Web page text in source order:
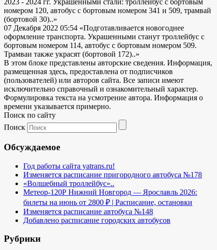
2023 - 2024 гг. Украшенными стали: троллейбус с бортовым
номером 120, автобус с бортовым номером 341 и 509, трамвай
(бортовой 30)..»
07 Декабря 2022 05:54 «Подготавливается новогоднее
оформление транспорта. Украшенными станут троллейбус с
бортовым номером 114, автобус с бортовым номером 509.
Трамваи также украсят (бортовой 172)..»
В этом блоке представлены авторские сведения. Информация,
размещенная здесь, предоставлена от подписчиков
(пользователей) или авторов сайта. Все записи имеют
исключительно справочный и ознакомительный характер.
Формулировка текста на усмотрение автора. Информация о
времени указывается примерно.
Поиск по сайту
Поиск
Обсуждаемое
Год работы сайта yatrans.ru!
Изменяется расписание пригородного автобуса №178
«Волшебный троллейбус»..
Метеор-120Р Нижний Новгород — Ярославль 2026:
билеты на июнь от 2800 ₽ | Расписание, остановки
Изменяется расписание автобуса №148
Добавлено расписание городских автобусов
Рубрики